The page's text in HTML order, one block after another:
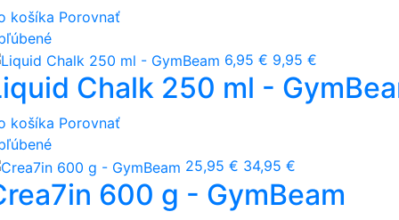
košíka Porovnať
6,95 € 9,95 €
Chalk 250 ml -
košíka Porovnať
25,95 € 34,95 €
600 g - GymBeam